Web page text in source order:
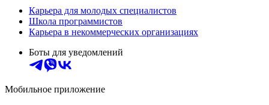
Карьера для молодых специалистов
Школа программистов
Карьера в некоммерческих организациях
Боты для уведомлений
Мобильное приложение